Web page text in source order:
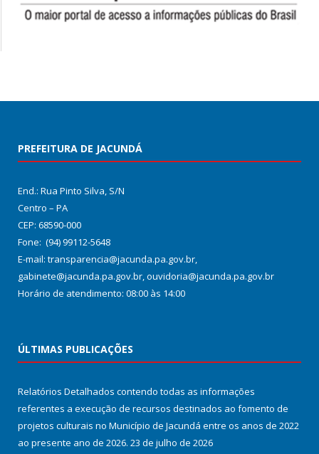
PREFEITURA DE JACUNDÁ
End.: Rua Pinto Silva, S/N
Centro – PA
CEP: 68590-000
Fone: (94) 99112-5648
E-mail: transparencia@jacunda.pa.gov.br,
gabinete@jacunda.pa.gov.br, ouvidoria@jacunda.pa.gov.br
Horário de atendimento: 08:00 às 14:00
ÚLTIMAS PUBLICAÇÕES
Relatórios Detalhados contendo todas as informações
referentes a execução de recursos destinados ao fomento de
projetos culturais no Município de Jacundá entre os anos de 2022
ao presente ano de 2026. 23 de julho de 2026